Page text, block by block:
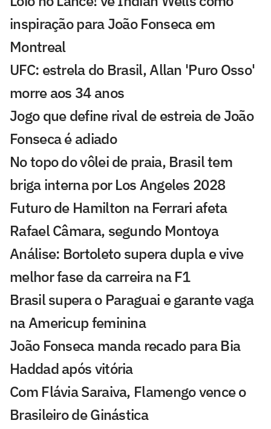
inspiração para João Fonseca em
Montreal
UFC: estrela do Brasil, Allan 'Puro Osso'
morre aos 34 anos
Jogo que define rival de estreia de João
Fonseca é adiado
No topo do vôlei de praia, Brasil tem
briga interna por Los Angeles 2028
Futuro de Hamilton na Ferrari afeta
Rafael Câmara, segundo Montoya
Análise: Bortoleto supera dupla e vive
melhor fase da carreira na F1
Brasil supera o Paraguai e garante vaga
na Americup feminina
João Fonseca manda recado para Bia
Haddad após vitória
Com Flávia Saraiva, Flamengo vence o
Brasileiro de Ginástica